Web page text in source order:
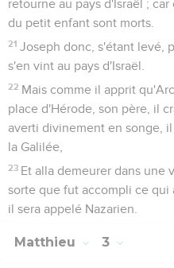
retourne au pays d'Israël ;
du petit enfant sont morts.
21 Joseph donc, s'étant levé,
s'en vint au pays d'Israël.
22 Mais comme il apprit
place d'Hérode, son père, il
averti divinement en songe,
la Galilée,
23 Et alla demeurer dans une
sorte que fut accompli ce qui
il sera appelé Nazarien.
Matthieu 3